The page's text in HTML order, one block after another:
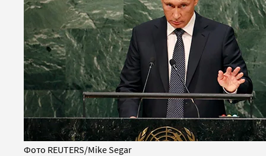
Фото REUTERS/Mike Segar